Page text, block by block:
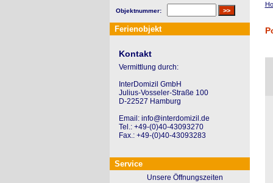
Objektnummer:
Ferienobjekt
Kontakt
Vermittlung durch:
InterDomizil GmbH
Julius-Vosseler-Straße 100
D-22527 Hamburg
Email: info@interdomizil.de
Tel.: +49-(0)40-43093270
Fax.: +49-(0)40-43093283
Service
Unsere Öffnungszeiten